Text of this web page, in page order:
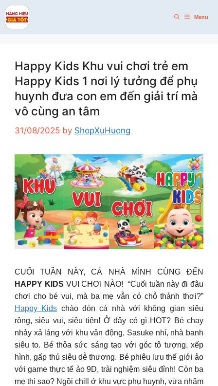
Skip
to
content
Menu
Happy Kids Khu vui chơi trẻ em
Happy Kids 1 nơi lý tưởng để phụ
huynh đưa con em đến giải trí mà
vô cùng an tâm
31/08/2025 by ShopXuHuong
CUỐI TUẦN NÀY, CẢ NHÀ MÌNH CÙNG ĐẾN
HAPPY KIDS VUI CHƠI NÀO! “Cuối tuần này đi đâu
chơi cho bé vui, mà ba mẹ vẫn có chỗ thảnh thơi?”
Happy Kids chào đón cả nhà với không gian siêu
rộng, siêu vui, siêu tiện! Ở đây có gì HOT?‍️ Bé chạy
nhảy xả láng với khu vận động, Sasuke nhí, nhà banh
siêu to. Bé thỏa sức sáng tạo với góc tô tượng, xếp
hình, gấp thú siêu dễ thương. Bé phiêu lưu thế giới ảo
với game thực tế ảo 9D, trải nghiệm siêu đỉnh!‍️ Còn ba
mẹ thì sao? Ngồi chill ở khu vực phụ huynh, vừa nhâm